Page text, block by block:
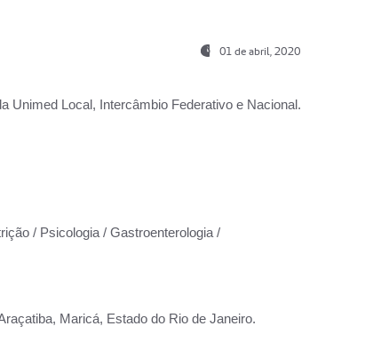
01 de abril, 2020
Unimed Local, Intercâmbio Federativo e Nacional.
/ Psicologia / Gastroenterologia /
Maricá, Estado do Rio de Janeiro.